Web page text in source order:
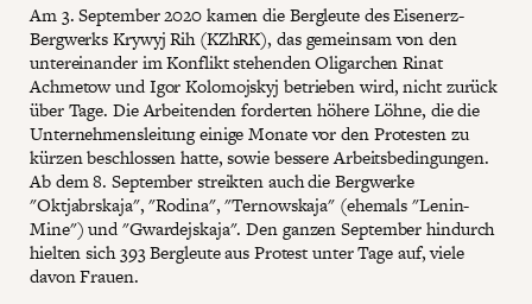
Am 3. September 2020 kamen die Bergleute des Eisenerz-
Bergwerks Krywyj Rih (KZhRK), das gemeinsam von den
untereinander im Konflikt stehenden Oligarchen Rinat
Achmetow und Igor Kolomojskyj betrieben wird, nicht zurück
über Tage. Die Arbeitenden forderten höhere Löhne, die die
Unternehmensleitung einige Monate vor den Protesten zu
kürzen beschlossen hatte, sowie bessere Arbeitsbedingungen.
Ab dem 8. September streikten auch die Bergwerke
"Oktjabrskaja", "Rodina", "Ternowskaja" (ehemals "Lenin-
Mine") und "Gwardejskaja". Den ganzen September hindurch
hielten sich 393 Bergleute aus Protest unter Tage auf, viele
davon Frauen.